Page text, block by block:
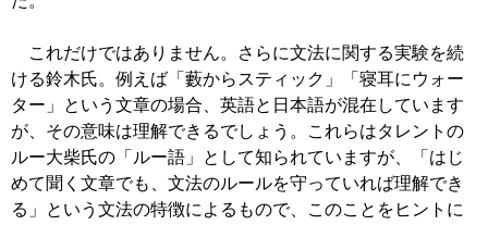
これだけではありません。さらに文法に関する実験を続
ける鈴木氏。例えば「藪からスティック」「寝耳にウォー
ター」という文章の場合、英語と日本語が混在しています
が、その意味は理解できるでしょう。これらはタレントの
ルー大柴氏の「ルー語」として知られていますが、「はじ
めて聞く文章でも、文法のルールを守っていれば理解でき
る」という文法の特徴によるもので、このことをヒントに